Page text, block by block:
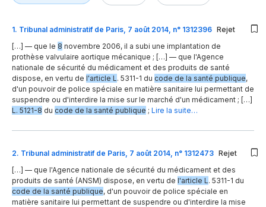
1. Tribunal administratif de Paris, 7 août 2014, n° 1312396 Rejet
[…] — que le 8 novembre 2006, il a subi une implantation de
prothèse valvulaire aortique mécanique ; […] — que l'Agence
nationale de sécurité du médicament et des produits de santé
dispose, en vertu de l'article L. 5311-1 du code de la santé publique,
d'un pouvoir de police spéciale en matière sanitaire lui permettant de
suspendre ou d'interdire la mise sur le marché d'un médicament ; […]
L. 5121-8 du code de la santé publique ; Lire la suite…
2. Tribunal administratif de Paris, 7 août 2014, n° 1312473 Rejet
[…] — que l'Agence nationale de sécurité du médicament et des
produits de santé (ANSM) dispose, en vertu de l'article L . 5311-1 du
code de la santé publique, d'un pouvoir de police spéciale en
matière sanitaire lui permettant de suspendre ou d'interdire la mise